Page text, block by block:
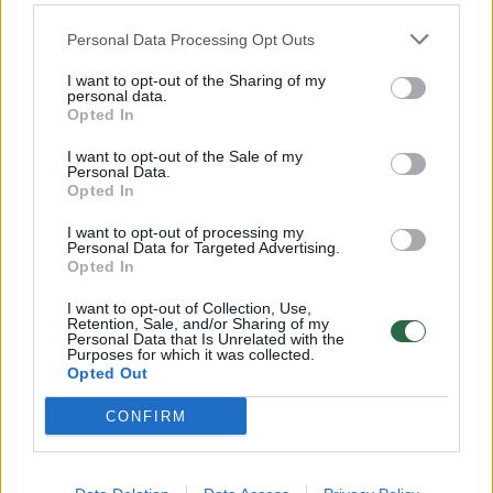
Personal Data Processing Opt Outs
I want to opt-out of the Sharing of my
personal data.
Opted In
I want to opt-out of the Sale of my
Personal Data.
Opted In
I want to opt-out of processing my
Personal Data for Targeted Advertising.
Opted In
I want to opt-out of Collection, Use,
Retention, Sale, and/or Sharing of my
Personal Data that Is Unrelated with the
Purposes for which it was collected.
Opted Out
CONFIRM
Žinios | Orai
V. Zalužno pasisakymą laiko bandymu įsitvirtinti
Laidos | Nauja diena
00:00:59
Nufilmavo, kaip patvino Vilniaus Vakarinis aplinkkelis:
vaizdas pribloškia
Žinios | Lietuvos diena